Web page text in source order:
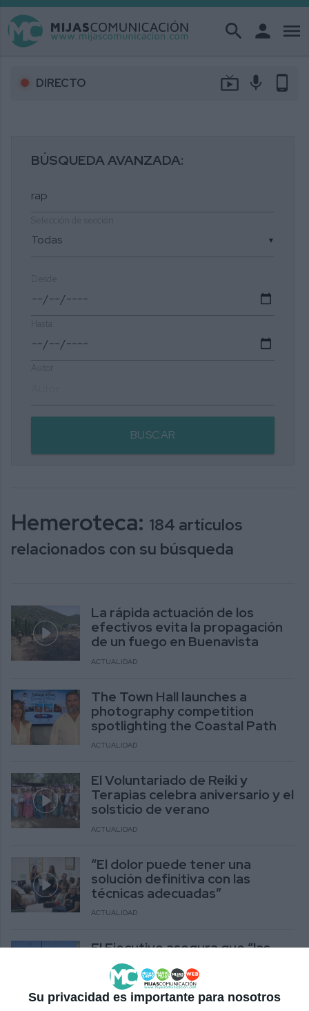
Su privacidad es importante para nosotros
search person menu
DIRECTO live_tv mic phone_android
BÚSQUEDA AVANZADA:
▼
BUSCAR
Hemeroteca: 184 artículos
relacionados con su búsqueda
La rápida actuación de los
efectivos evita la propagación
de un fuego en Buenavista
ACTUALIDAD
The Town Hall launches a
photography competition
spotlighting the Coastal Path
ACTUALIDAD
El Voluntariado de Reiki y
Terapias celebra aniversario y el
solsticio de verano
ACTUALIDAD
“El dolor puede tener una
solución definitiva con las
técnicas adecuadas”
ACTUALIDAD
El Ejecutivo asegura que “las
incidencias en paradas de bus
se solucionan bastante rápido”
ACTUALIDAD